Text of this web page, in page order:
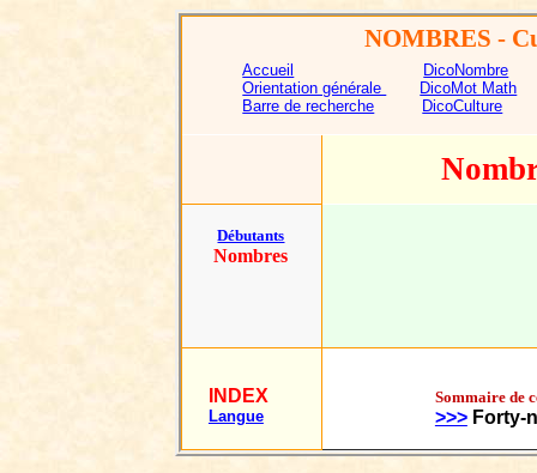
NOMBRES -
Accueil
DicoNombre
Orientation générale
DicoMot Math
Barre de recherche
DicoCulture
Débutants
Nombres
INDEX
Langue
Sommaire de
>>> Forty-